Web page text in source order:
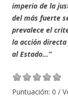
imperio de la
del más fuerte
prevalece el
la acción
al Estado…”
Puntuación: 0 /